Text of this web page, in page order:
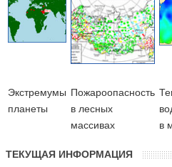
Экстремумы
планеты
Пожароопасность
в лесных
массивах
в
ТЕКУЩАЯ ИНФОРМАЦИЯ